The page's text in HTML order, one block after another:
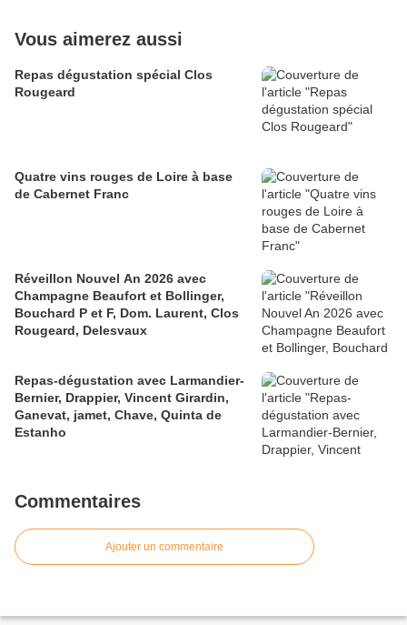
Vous aimerez aussi
Repas dégustation spécial Clos
Rougeard
Quatre vins rouges de Loire à base
de Cabernet Franc
Réveillon Nouvel An 2026 avec
Champagne Beaufort et Bollinger,
Bouchard P et F, Dom. Laurent, Clos
Rougeard, Delesvaux
Repas-dégustation avec Larmandier-
Bernier, Drappier, Vincent Girardin,
Ganevat, jamet, Chave, Quinta de
Estanho
Commentaires
Ajouter un commentaire